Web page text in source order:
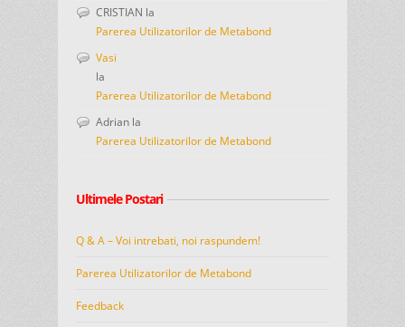
CRISTIAN la
Parerea Utilizatorilor de Metabond
Vasi
la
Parerea Utilizatorilor de Metabond
Adrian la
Parerea Utilizatorilor de Metabond
Ultimele Postari
Q & A – Voi intrebati, noi raspundem!
Parerea Utilizatorilor de Metabond
Feedback